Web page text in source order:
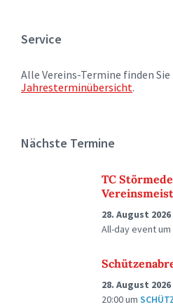
Service
Alle Vereins-Termine finden Sie
Jahresterminübersicht.
Nächste Termine
TC
28. August 2026
All-day eventum
28. August 2026
20:00um